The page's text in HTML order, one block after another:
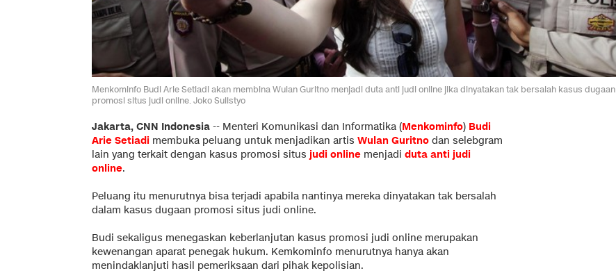
Menkominfo Budi Arie Setiadi akan membina Wulan Guritno menjadi duta anti judi online jika dinyatakan tak bersalah kasus dugaan
promosi situs judi online. Joko Sulistyo
Jakarta, CNN Indonesia -- Menteri Komunikasi dan Informatika (Menkominfo) Budi
Arie Setiadi membuka peluang untuk menjadikan artis Wulan Guritno dan selebgram
lain yang terkait dengan kasus promosi situs judi online menjadi duta anti judi
online.
Peluang itu menurutnya bisa terjadi apabila nantinya mereka dinyatakan tak bersalah
dalam kasus dugaan promosi situs judi online.
Budi sekaligus menegaskan keberlanjutan kasus promosi judi online merupakan
kewenangan aparat penegak hukum. Kemkominfo menurutnya hanya akan
menindaklanjuti hasil pemeriksaan dari pihak kepolisian.